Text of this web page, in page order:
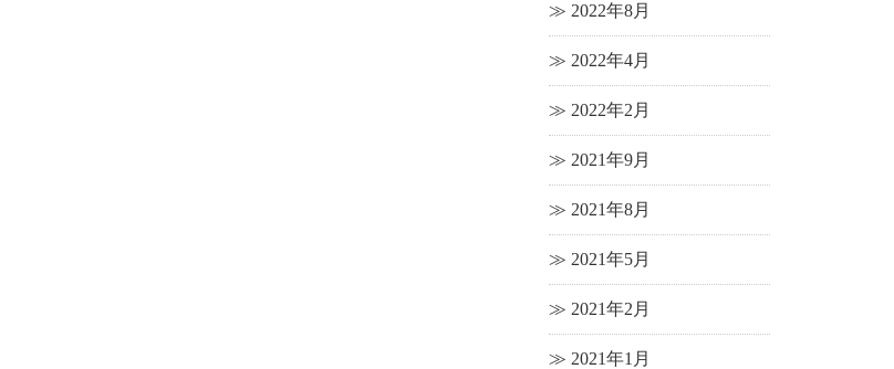
2022年8月
2022年4月
2022年2月
2021年9月
2021年8月
2021年5月
2021年2月
2021年1月